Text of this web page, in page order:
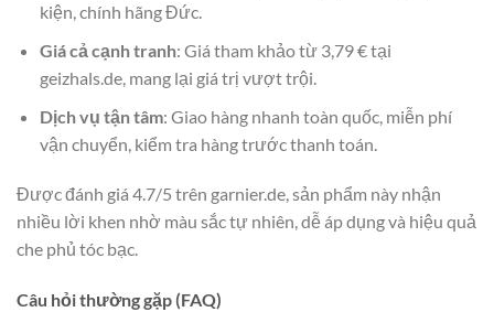
kiện, chính hãng Đức.
Giá cả cạnh tranh: Giá tham khảo từ 3,79 € tại
geizhals.de, mang lại giá trị vượt trội.
Dịch vụ tận tâm: Giao hàng nhanh toàn quốc, miễn phí
vận chuyển, kiểm tra hàng trước thanh toán.
Được đánh giá 4.7/5 trên garnier.de, sản phẩm này nhận
nhiều lời khen nhờ màu sắc tự nhiên, dễ áp dụng và hiệu quả
che phủ tóc bạc.
Câu hỏi thường gặp (FAQ)